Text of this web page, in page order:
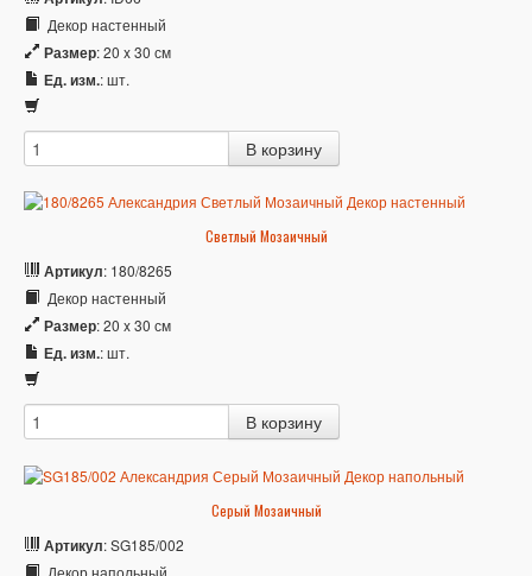
Декор настенный
Размер: 20 x 30 см
Ед. изм.: шт.
Светлый Мозаичный
Артикул: 180/8265
Декор настенный
Размер: 20 x 30 см
Ед. изм.: шт.
Серый Мозаичный
Артикул: SG185/002